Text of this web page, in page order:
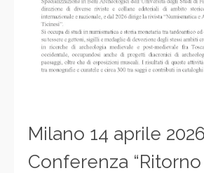
Milano 14 aprile
Conferenza “Ritorno